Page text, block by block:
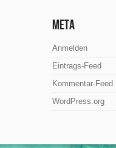
Meta
Anmelden
Eintrags-Feed
Kommentar-Feed
WordPress.org